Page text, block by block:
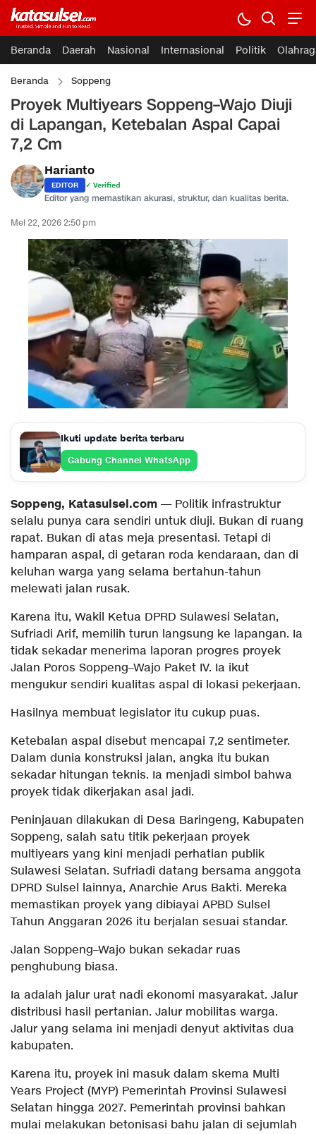
Beranda Daerah Nasional Internasional Politik
Beranda Soppeng
Proyek Multiyears Soppeng–Wajo Diuji
di Lapangan, Ketebalan Aspal Capai
7,2 Cm
Harianto
EDITOR ✓ Verified
Editor yang memastikan akurasi, struktur, dan kualitas berita.
Mei 22, 2026 2:50 pm
Ikuti update berita terbaru
Gabung Channel WhatsApp
Soppeng, Katasulsel.com — Politik infrastruktur
selalu punya cara sendiri untuk diuji. Bukan di ruang
rapat. Bukan di atas meja presentasi. Tetapi di
hamparan aspal, di getaran roda kendaraan, dan di
keluhan warga yang selama bertahun-tahun
melewati jalan rusak.
Karena itu, Wakil Ketua DPRD Sulawesi Selatan,
Sufriadi Arif, memilih turun langsung ke lapangan. Ia
tidak sekadar menerima laporan progres proyek
Jalan Poros Soppeng–Wajo Paket IV. Ia ikut
mengukur sendiri kualitas aspal di lokasi pekerjaan.
Hasilnya membuat legislator itu cukup puas.
Ketebalan aspal disebut mencapai 7,2 sentimeter.
Dalam dunia konstruksi jalan, angka itu bukan
sekadar hitungan teknis. Ia menjadi simbol bahwa
proyek tidak dikerjakan asal jadi.
Peninjauan dilakukan di Desa Baringeng, Kabupaten
Soppeng, salah satu titik pekerjaan proyek
multiyears yang kini menjadi perhatian publik
Sulawesi Selatan. Sufriadi datang bersama anggota
DPRD Sulsel lainnya, Anarchie Arus Bakti. Mereka
memastikan proyek yang dibiayai APBD Sulsel
Tahun Anggaran 2026 itu berjalan sesuai standar.
Jalan Soppeng–Wajo bukan sekadar ruas
penghubung biasa.
Ia adalah jalur urat nadi ekonomi masyarakat. Jalur
distribusi hasil pertanian. Jalur mobilitas warga.
Jalur yang selama ini menjadi denyut aktivitas dua
kabupaten.
Karena itu, proyek ini masuk dalam skema Multi
Years Project (MYP) Pemerintah Provinsi Sulawesi
Selatan hingga 2027. Pemerintah provinsi bahkan
mulai melakukan betonisasi bahu jalan di sejumlah